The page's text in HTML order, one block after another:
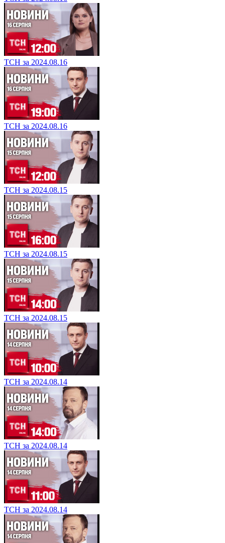
ТСН за 2024.08.16
ТСН за 2024.08.16
ТСН за 2024.08.15
ТСН за 2024.08.15
ТСН за 2024.08.15
ТСН за 2024.08.14
ТСН за 2024.08.14
ТСН за 2024.08.14